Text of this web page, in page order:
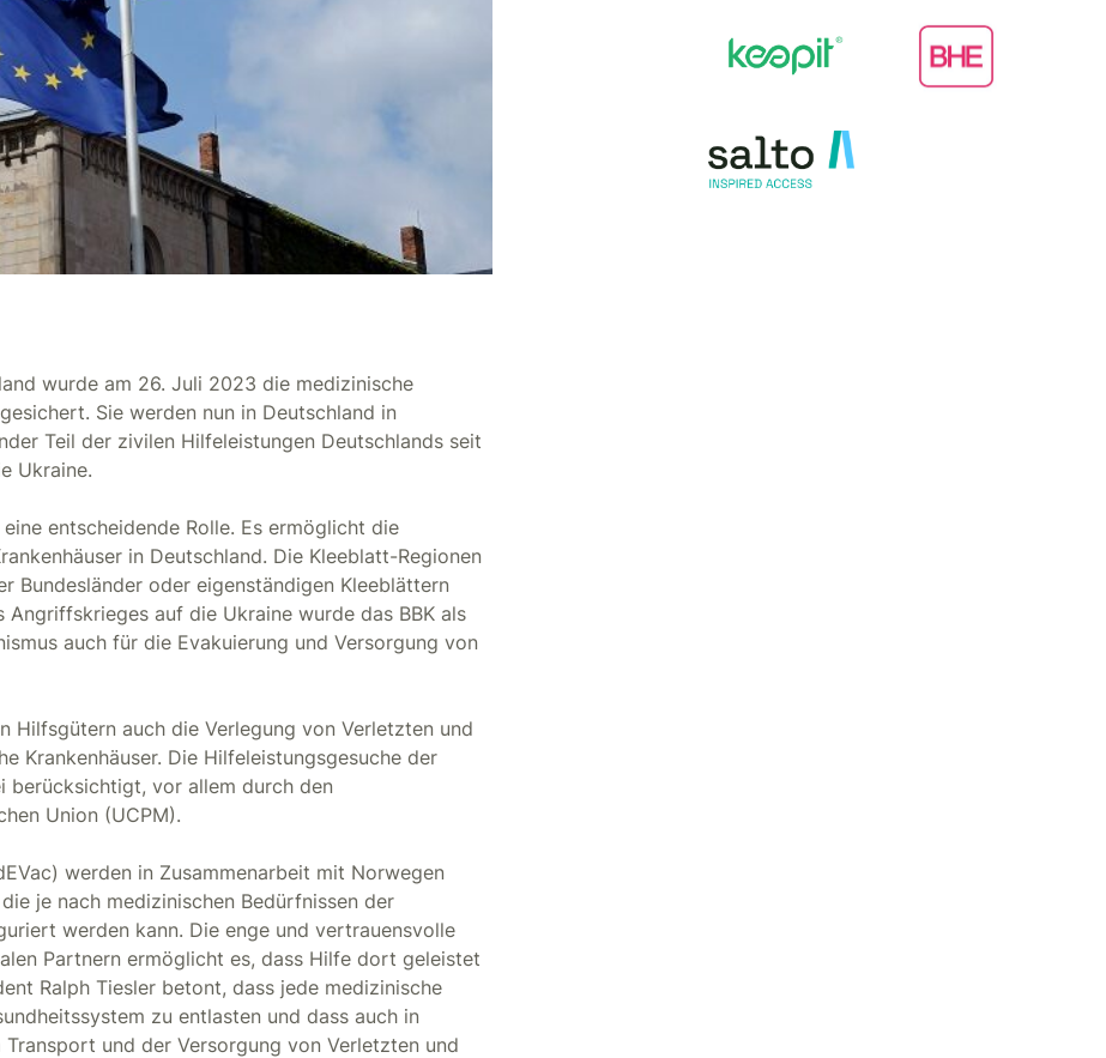
wurde am 26. Juli 2023 die medizinische
Sie werden nun in Deutschland in
Teil der zivilen Hilfeleistungen Deutschlands seit
Ukraine.
entscheidende Rolle. Es ermöglicht die
in Deutschland. Die Kleeblatt-Regionen
Bundesländer oder eigenständigen Kleeblättern
auf die Ukraine wurde das BBK als
auch für die Evakuierung und Versorgung von
Hilfsgütern auch die Verlegung von Verletzten und
Krankenhäuser. Die Hilfeleistungsgesuche der
berücksichtigt, vor allem durch den
Union (UCPM).
werden in Zusammenarbeit mit Norwegen
je nach medizinischen Bedürfnissen der
werden kann. Die enge und vertrauensvolle
Partnern ermöglicht es, dass Hilfe dort geleistet
Ralph Tiesler betont, dass jede medizinische
zu entlasten und dass auch in
und der Versorgung von Verletzten und